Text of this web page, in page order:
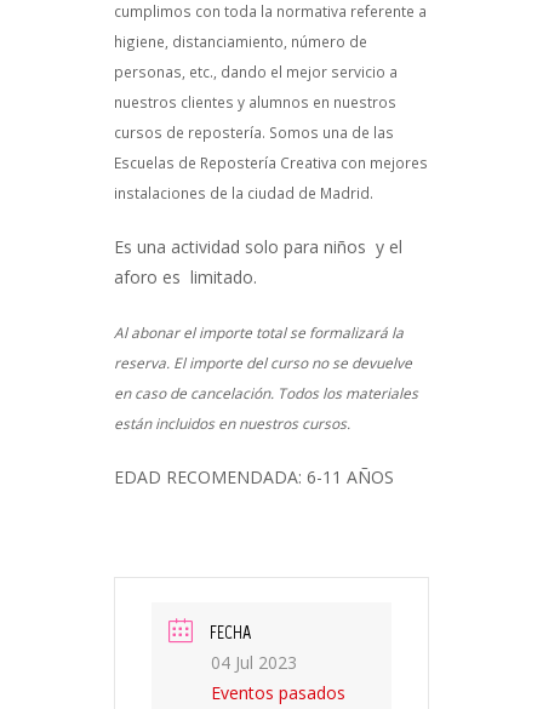
cumplimos con toda la normativa referente a
higiene, distanciamiento, número de
personas, etc., dando el mejor servicio a
nuestros clientes y alumnos en nuestros
cursos de repostería. Somos una de las
Escuelas de Repostería Creativa con mejores
instalaciones de la ciudad de Madrid.
Es una actividad solo para niños y el
aforo es limitado.
Al abonar el importe total se formalizará la
reserva. El importe del curso no se devuelve
en caso de cancelación. Todos los materiales
están incluidos en nuestros cursos.
EDAD RECOMENDADA: 6-11 AÑOS
FECHA
04 Jul 2023
Eventos pasados